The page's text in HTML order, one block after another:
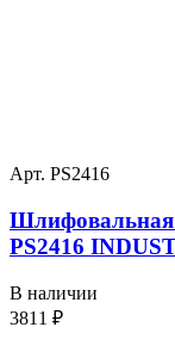
Арт. PS2416
PS2416
В наличии
3811 ₽